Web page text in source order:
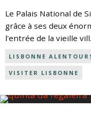
Le Palais National de
grâce à ses deux
l'entrée de la vieille vill
LISBONNE
VISITER LISBONNE